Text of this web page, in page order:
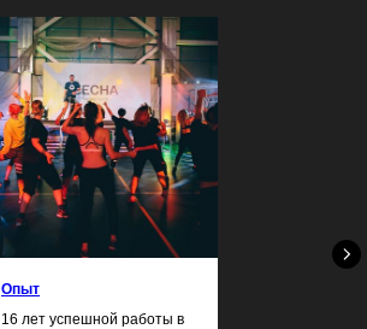
Опыт
16 лет успешной работы в